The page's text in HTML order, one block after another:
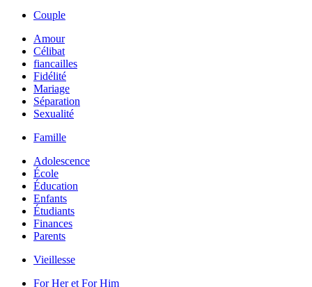
Couple
Amour
Célibat
fiancailles
Fidélité
Mariage
Séparation
Sexualité
Famille
Adolescence
École
Éducation
Enfants
Étudiants
Finances
Parents
Vieillesse
For Her et For Him